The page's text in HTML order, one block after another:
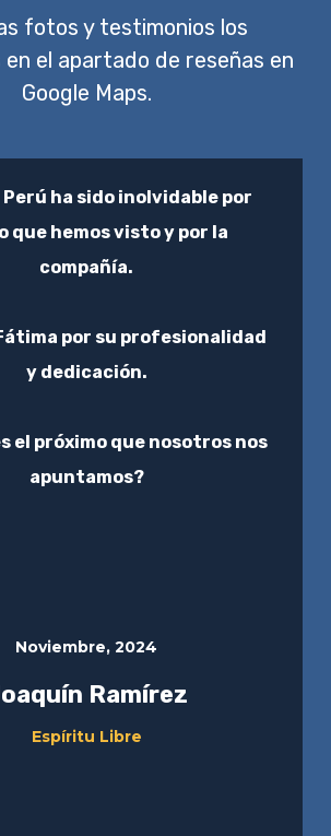
fotos y testimonios los
el apartado de reseñas en
Google Maps.
Perú ha sido inolvidable por
que hemos visto y por la
compañía.
por su profesionalidad
y dedicación.
el próximo que nosotros nos
apuntamos?
Noviembre, 2024
Ramírez
Espíritu Libre